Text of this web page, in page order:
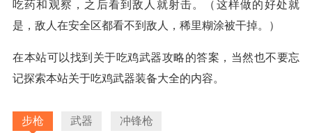
吃药和观察，之后看到敌人就射击。（这样做的好处就
是，敌人在安全区都看不到敌人，稀里糊涂被干掉。）
在本站可以找到关于吃鸡武器攻略的答案，当然也不要忘
记探索本站关于吃鸡武器装备大全的内容。
步枪 武器 冲锋枪